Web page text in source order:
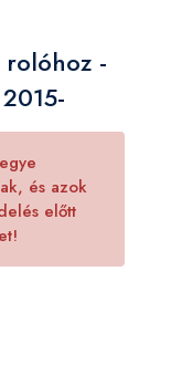
rolóhoz -
és azok
előtt